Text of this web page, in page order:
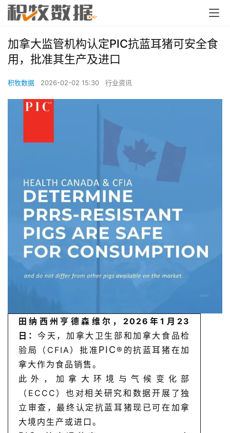
加拿大监管机构认定PIC抗蓝耳猪可安全食
用，批准其生产及进口
积牧数据 2026-02-02 15:30 行业资讯
田纳西州亨德森维尔，2026年1月23
日：今天，加拿大卫生部和加拿大食品检
验局（ CFIA）批准 PIC® 的抗蓝耳猪在加
拿大作为食品销售。
此外，加拿大环境与气候变化部
（ ECCC ）也对相关研究和数据开展了独
立审查，最终认定抗蓝耳猪现已可在加拿
大境内生产或进口。